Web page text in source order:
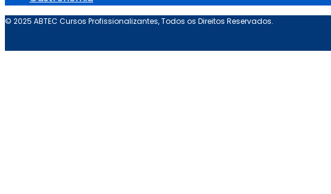
© 2025 ABTEC Cursos Profissionalizantes, Todos os Direitos Reservados.